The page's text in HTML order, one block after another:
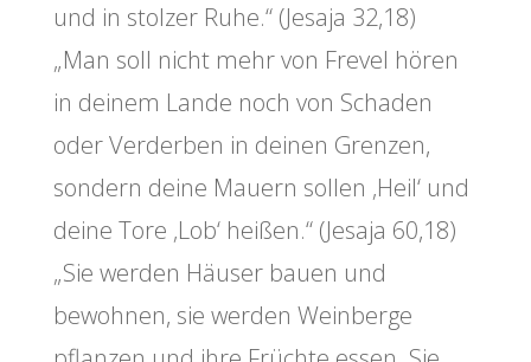
und in stolzer Ruhe.“ (Jesaja 32,18)
„Man soll nicht mehr von Frevel hören
in deinem Lande noch von Schaden
oder Verderben in deinen Grenzen,
sondern deine Mauern sollen ‚Heil‘ und
deine Tore ‚Lob‘ heißen.“ (Jesaja 60,18)
„Sie werden Häuser bauen und
bewohnen, sie werden Weinberge